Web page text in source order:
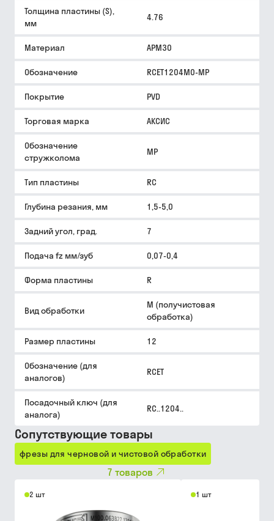
Толщина пластины (S),
мм
4.76
Материал APM30
Обозначение RCET1204M0-MP
Покрытие PVD
Торговая марка АКСИС
Обозначение
стружколома
MP
Тип пластины RC
Глубина резания, мм 1,5-5,0
Задний угол, град. 7
Подача fz мм/зуб 0,07-0,4
Форма пластины R
Вид обработки
M (получистовая
обработка)
Размер пластины 12
Обозначение (для
аналогов)
RCET
Посадочный ключ (для
аналога)
RC..1204..
Сопутствующие товары
фрезы для черновой и чистовой обработки
7 товаров
2 шт 1 шт